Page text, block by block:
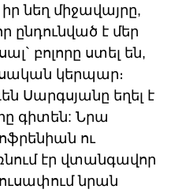
նեղ միջավայրը,
ընդունված է մեր
բոլորը ստել են,
կերպար։
Սարգսյանը եղել է
գիտեն: Նրա
ու
էր վտանգավոր
նրան